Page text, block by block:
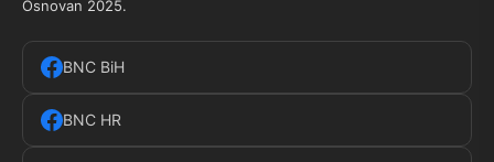
Osnovan 2025.
BNC BiH
BNC HR